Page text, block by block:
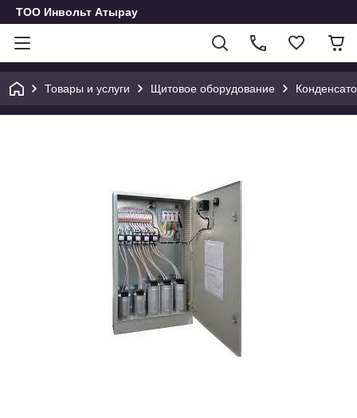
ТОО Инвольт Атырау
Товары и услуги Щитовое оборудование